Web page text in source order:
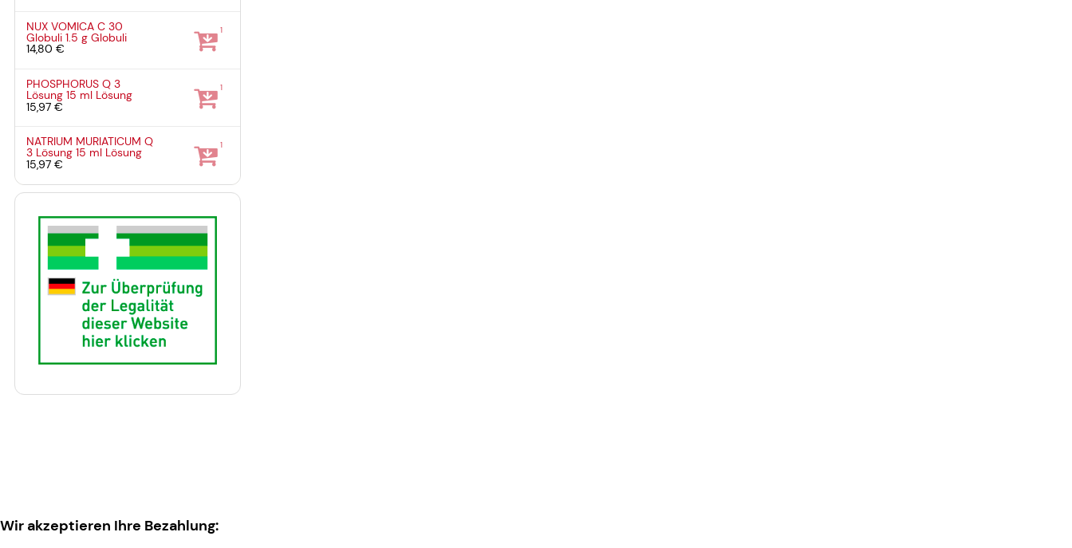
NUX VOMICA C 30
Globuli1.5 gGlobuli
14,80 €
1
PHOSPHORUS Q 3
Lösung15 ml Lösung
15,97 €
1
NATRIUM MURIATICUM Q
3 Lösung15 ml Lösung
15,97 €
1
Wir akzeptieren Ihre Bezahlung: